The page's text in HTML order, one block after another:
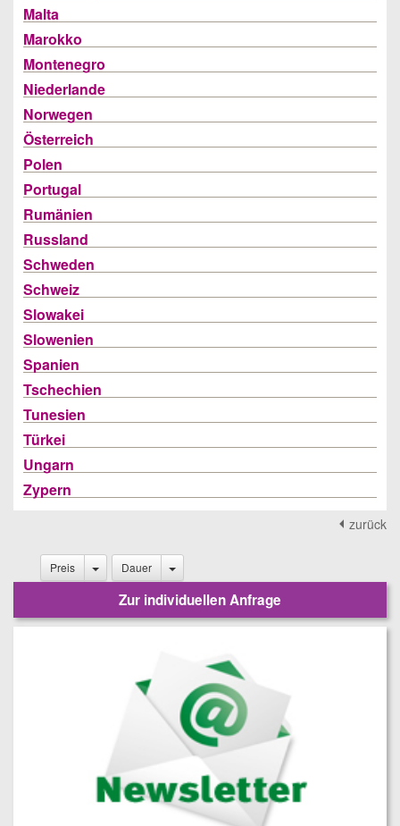
Malta
Marokko
Montenegro
Niederlande
Norwegen
Österreich
Polen
Portugal
Rumänien
Russland
Schweden
Schweiz
Slowakei
Slowenien
Spanien
Tschechien
Tunesien
Türkei
Ungarn
Zypern
zurück
Preis Dauer
Zur individuellen Anfrage